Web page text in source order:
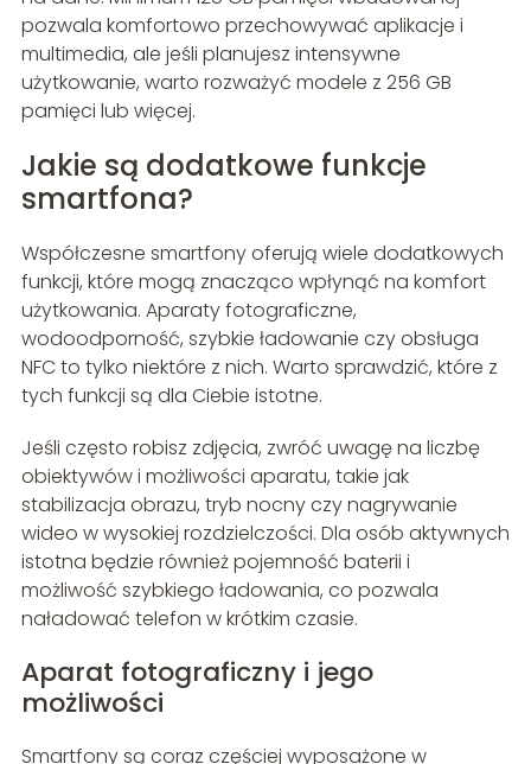
pozwala komfortowo przechowywać aplikacje i
multimedia, ale jeśli planujesz intensywne
użytkowanie, warto rozważyć modele z 256 GB
pamięci lub więcej.
Jakie są dodatkowe funkcje
smartfona?
Współczesne smartfony oferują wiele dodatkowych
funkcji, które mogą znacząco wpłynąć na komfort
użytkowania. Aparaty fotograficzne,
wodoodporność, szybkie ładowanie czy obsługa
NFC to tylko niektóre z nich. Warto sprawdzić, które z
tych funkcji są dla Ciebie istotne.
Jeśli często robisz zdjęcia, zwróć uwagę na liczbę
obiektywów i możliwości aparatu, takie jak
stabilizacja obrazu, tryb nocny czy nagrywanie
wideo w wysokiej rozdzielczości. Dla osób aktywnych
istotna będzie również pojemność baterii i
możliwość szybkiego ładowania, co pozwala
naładować telefon w krótkim czasie.
Aparat fotograficzny i jego
możliwości
Smartfony są coraz częściej wyposażone w